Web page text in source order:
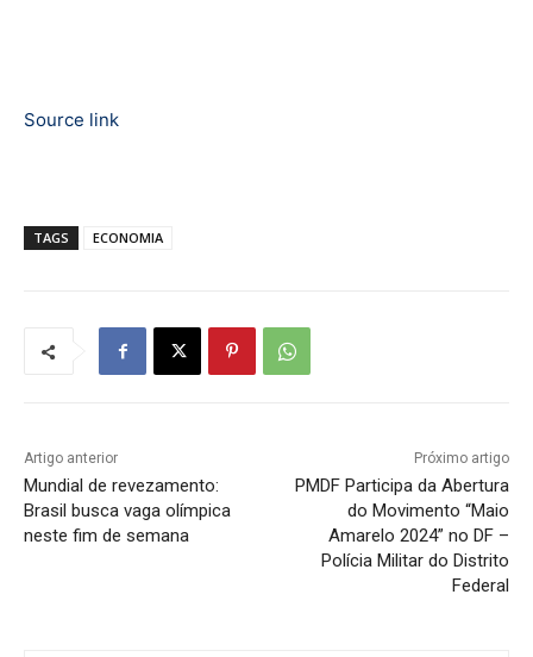
Source link
TAGS ECONOMIA
Artigo anterior
Mundial de revezamento:
Brasil busca vaga olímpica
neste fim de semana
Próximo artigo
PMDF Participa da Abertura
do Movimento “Maio
Amarelo 2024” no DF –
Polícia Militar do Distrito
Federal